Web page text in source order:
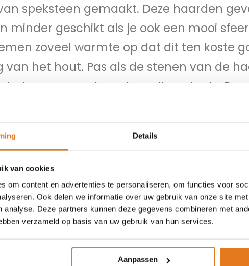
Details
van cookies
om content en advertenties te personaliseren, om functies voor
Ook delen we informatie over uw gebruik van onze site
analyse. Deze partners kunnen deze gegevens combineren met
verzameld op basis van uw gebruik van hun services.
Aanpassen
speksteen gemaakt. Deze haarden
minder geschikt als je ook een mooi
zoveel warmte op dat dit ten koste
het hout. Pas als de stenen van de
er een goede verbranding plaats. Deze
vast gehouden. Een richt
100 kg steen. Een speksteenkachel
betekent dat per keer stoken u een
wordt voor de bekleding van
Ook deze steen is gevormd door het